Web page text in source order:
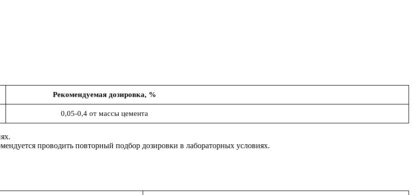
Рекомендуемая дозировка, %
0,05-0,4 от массы цемента
проводить повторный подбор дозировки в лабораторных условиях.